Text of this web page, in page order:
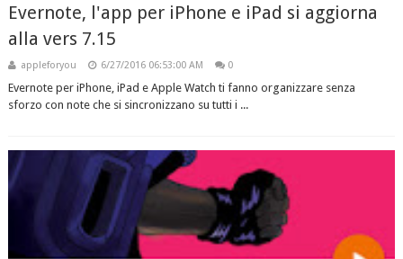
Evernote, l'app per iPhone e iPad si aggiorna
alla vers 7.15
appleforyou 6/27/2016 06:53:00 AM 0
Evernote per iPhone, iPad e Apple Watch ti fanno organizzare senza
sforzo con note che si sincronizzano su tutti i ...